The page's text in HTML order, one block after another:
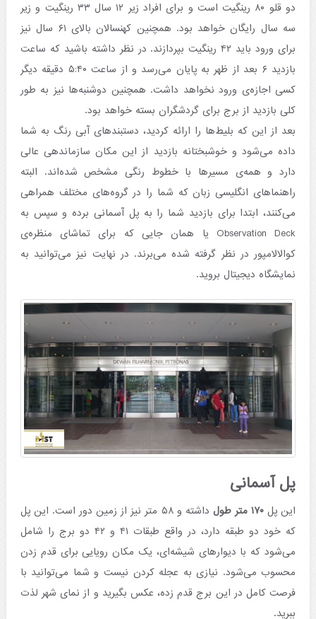
دو قلو ۸۰ رینگیت است و برای افراد زیر ۱۲ سال ۳۳ رینگیت و زیر
سه سال رایگان خواهد بود. همچنین کهنسالان بالای ۶۱ سال نیز
برای ورود باید ۴۲ رینگیت بپردازند. در نظر داشته باشید که ساعت
بازدید ۶ بعد از ظهر به پایان می‌رسد و از ساعت ۵:۴۰ دقیقه دیگر
کسی اجازه‌ی ورود نخواهد داشت. همچنین دوشنبه‌ها نیز به طور
کلی بازدید از برج برای گردشگران بسته خواهد بود.
بعد از این که بلیط‌ها را ارائه کردید، دستبندهای آبی رنگ به شما
داده می‌شود و خوشبختانه بازدید از این مکان سازماندهی عالی
دارد و همه‌ی مسیرها با خطوط رنگی مشخص شده‌اند. البته
راهنماهای انگلیسی زبان که شما را در گروه‌های مختلف همراهی
می‌کنند، ابتدا برای بازدید شما را به پل آسمانی برده و سپس به
Observation Deck یا همان جایی که برای تماشای منظره‌ی
کوالالامپور در نظر گرفته شده می‌برند. در نهایت نیز می‌توانید به
نمایشگاه دیجیتال بروید.
پل آسمانی
این پل۱۷۰ متر طول
داشته و ۵۸ متر نیز از زمین دور است. این پل
که خود دو طبقه دارد، در واقع طبقات ۴۱ و ۴۲ دو برج را شامل
می‌شود که با دیوارهای شیشه‌ای، یک مکان رویایی برای قدم زدن
محسوب می‌شود. نیازی به عجله کردن نیست و شما می‌توانید با
فرصت کامل در این برج قدم زده، عکس بگیرید و از نمای شهر لذت
ببرید.